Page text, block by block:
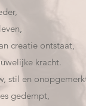
creatie ontstaat,
kracht.
stil en
gedempt,